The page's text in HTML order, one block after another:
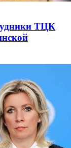
ТЦК